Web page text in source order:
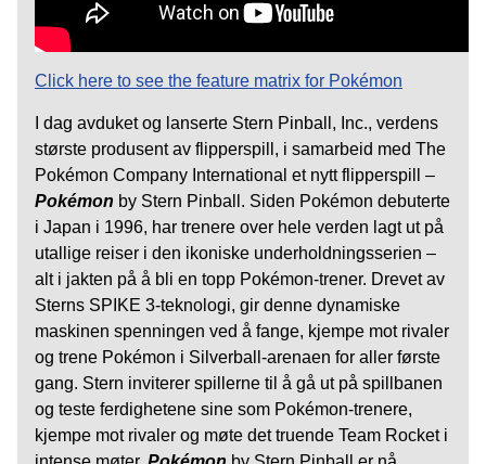
Click here to see the feature matrix for Pokémon
I dag avduket og lanserte Stern Pinball, Inc., verdens
største produsent av flipperspill, i samarbeid med The
Pokémon Company International et nytt flipperspill –
Pokémon by Stern Pinball. Siden Pokémon debuterte
i Japan i 1996, har trenere over hele verden lagt ut på
utallige reiser i den ikoniske underholdningsserien –
alt i jakten på å bli en topp Pokémon-trener. Drevet av
Sterns SPIKE 3-teknologi, gir denne dynamiske
maskinen spenningen ved å fange, kjempe mot rivaler
og trene Pokémon i Silverball-arenaen for aller første
gang. Stern inviterer spillerne til å gå ut på spillbanen
og teste ferdighetene sine som Pokémon-trenere,
kjempe mot rivaler og møte det truende Team Rocket i